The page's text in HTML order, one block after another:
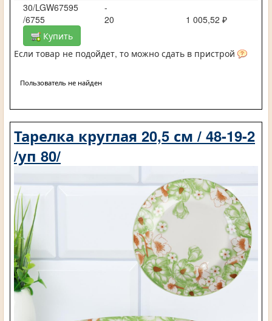
30/LGW67595
/6755
-
20
1 005,52 ₽
Купить
Если товар не подойдет, то можно сдать в пристрой
Пользователь не найден
Тарелка круглая 20,5 см / 48-19-2
/уп 80/